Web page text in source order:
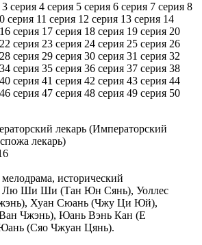
3 серия 4 серия 5 серия 6 серия 7 серия 8
серия 11 серия 12 серия 13 серия 14
16 серия 17 серия 18 серия 19 серия 20
22 серия 23 серия 24 серия 25 серия 26
28 серия 29 серия 30 серия 31 серия 32
34 серия 35 серия 36 серия 37 серия 38
40 серия 41 серия 42 серия 43 серия 44
46 серия 47 серия 48 серия 49 серия 50
лекарь (Императорский
лекарь)
исторический
Лю Ши Ши (Тан Юн Сянь), Уоллес
Хуан Сюань (Чжу Ци Юй),
Чжэнь), Юань Вэнь Кан (Е
(Сяо Чжуан Цянь).